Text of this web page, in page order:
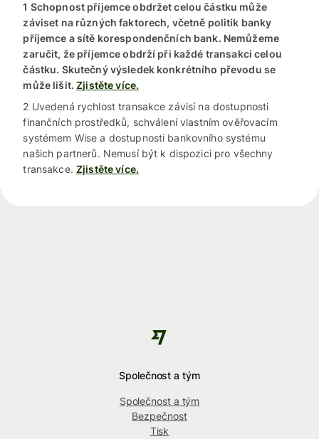
1 Schopnost příjemce obdržet celou částku může
záviset na různých faktorech, včetně politik banky
příjemce a sítě korespondenčních bank. Nemůžeme
zaručit, že příjemce obdrží při každé transakci celou
částku. Skutečný výsledek konkrétního převodu se
může lišit. Zjistěte více.
2 Uvedená rychlost transakce závisí na dostupnosti
finančních prostředků, schválení vlastním ověřovacím
systémem Wise a dostupnosti bankovního systému
našich partnerů. Nemusí být k dispozici pro všechny
transakce. Zjistěte více.
Společnost a tým
Společnost a tým
Bezpečnost
Tisk